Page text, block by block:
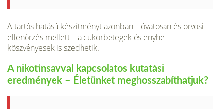
A tartós hatású készítményt azonban – óvatosan és orvosi
ellenőrzés mellett – a cukorbetegek és enyhe
köszvényesek is szedhetik.
A nikotinsavval kapcsolatos kutatási
eredmények – Életünket meghosszabíthatjuk?